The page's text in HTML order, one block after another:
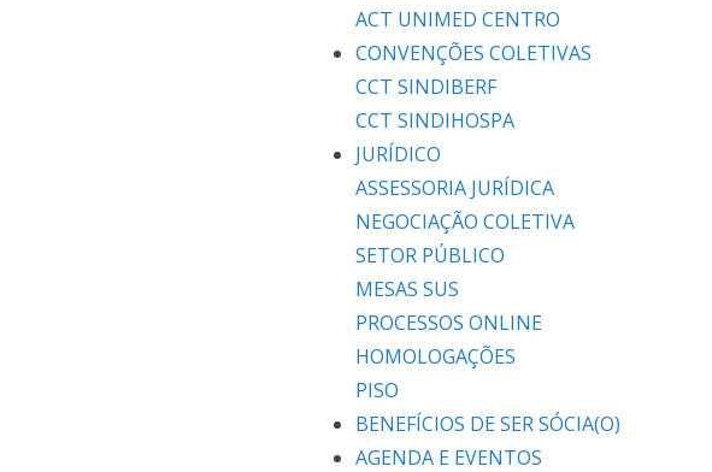
ACT UNIMED CENTRO
CONVENÇÕES COLETIVAS
CCT SINDIBERF
CCT SINDIHOSPA
JURÍDICO
ASSESSORIA JURÍDICA
NEGOCIAÇÃO COLETIVA
SETOR PÚBLICO
MESAS SUS
PROCESSOS ONLINE
HOMOLOGAÇÕES
PISO
BENEFÍCIOS DE SER SÓCIA(O)
AGENDA E EVENTOS